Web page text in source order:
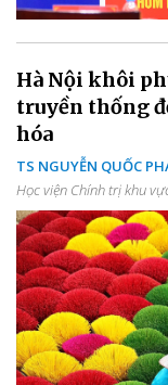
Hà Nội khôi
truyền thống
hóa
TS NGUYỄN QUỐC
Học viện Chính trị khu